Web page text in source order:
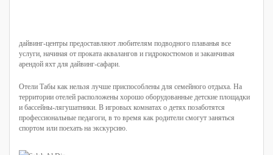
дайвинг-центры предоставляют любителям подводного плаванья все
услуги, начиная от проката аквалангов и гидрокостюмов и заканчивая
арендой яхт для дайвинг-сафари.
Отели Табы как нельзя лучше приспособлены для семейного отдыха. На
территории отелей расположены хорошо оборудованные детские площадки
и бассейны-лягушатники. В игровых комнатах о детях позаботятся
профессиональные педагоги, в то время как родители смогут заняться
спортом или поехать на экскурсию.